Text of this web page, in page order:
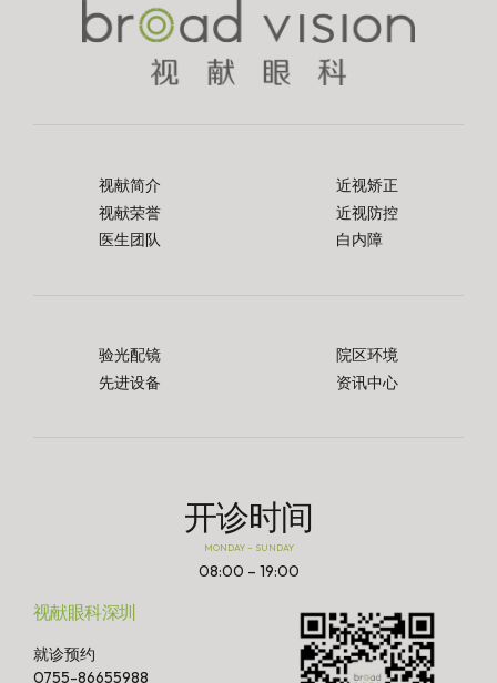
视献简介
视献荣誉
医生团队
近视矫正
近视防控
白内障
验光配镜
先进设备
院区环境
资讯中心
开诊时间
MONDAY – SUNDAY
08:00 – 19:00
视献眼科深圳
就诊预约
0755-86655988